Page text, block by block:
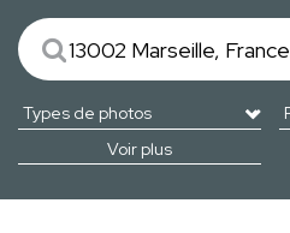
Voir plus